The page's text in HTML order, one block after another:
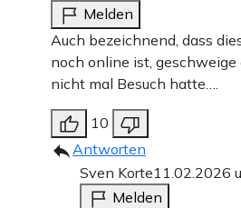
Melden
Auch bezeichnend, dass
noch online ist,
nicht mal Besuch hatte….
10
Antworten
Sven Korte11.02.2026
Melden